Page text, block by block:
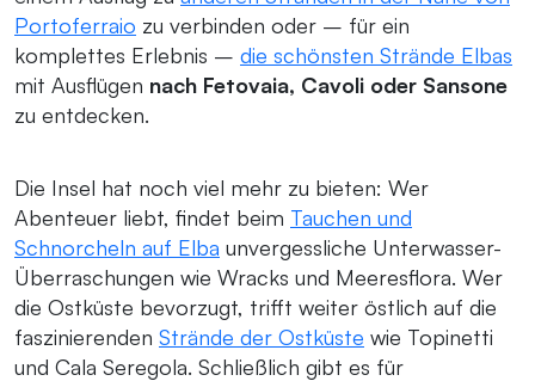
Portoferraio zu verbinden oder – für ein
komplettes Erlebnis – die schönsten Strände Elbas
mit Ausflügen nach Fetovaia, Cavoli oder Sansone
zu entdecken.
Die Insel hat noch viel mehr zu bieten: Wer
Abenteuer liebt, findet beim Tauchen und
Schnorcheln auf Elba unvergessliche Unterwasser-
Überraschungen wie Wracks und Meeresflora. Wer
die Ostküste bevorzugt, trifft weiter östlich auf die
faszinierenden Strände der Ostküste wie Topinetti
und Cala Seregola. Schließlich gibt es für